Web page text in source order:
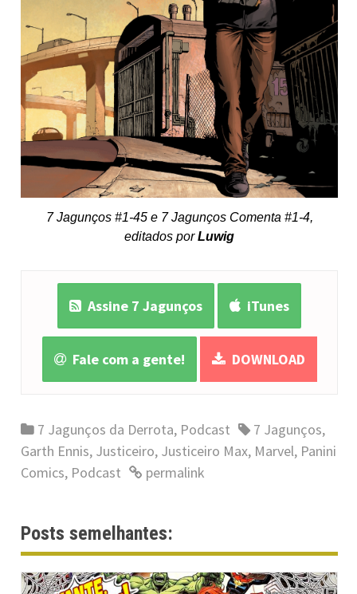
7 Jagunços #1-45 e 7 Jagunços Comenta #1-4,
editados porLuwig
Assine 7 Jagunços iTunes
Fale com a gente! DOWNLOAD
7 Jagunços da Derrota, Podcast 7 Jagunços,
Garth Ennis, Justiceiro, Justiceiro Max, Marvel, Panini
Comics, Podcast permalink
Posts semelhantes: